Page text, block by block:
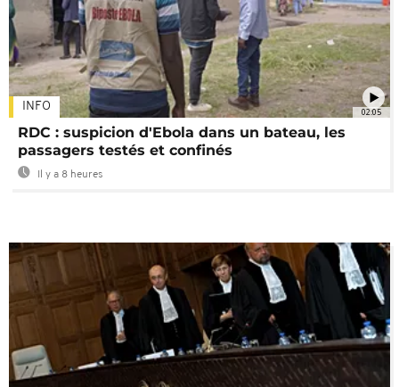
02:05
INFO
RDC : suspicion d'Ebola dans un bateau, les
passagers testés et confinés
Il y a 8 heures